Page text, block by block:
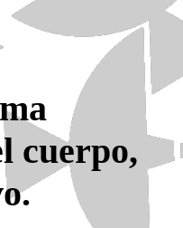
cuerpo,